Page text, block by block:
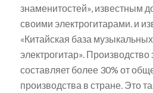
знаменитостей», известным
своими электрогитарами. и
«Китайская база
электрогитар». Производство
составляет более 30% от
производства в стране. Это